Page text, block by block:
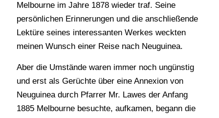
Melbourne im Jahre 1878 wieder traf. Seine
persönlichen Erinnerungen und die anschließende
Lektüre seines interessanten Werkes weckten
meinen Wunsch einer Reise nach Neuguinea.
Aber die Umstände waren immer noch ungünstig
und erst als Gerüchte über eine Annexion von
Neuguinea durch Pfarrer Mr. Lawes der Anfang
1885 Melbourne besuchte, aufkamen, begann die